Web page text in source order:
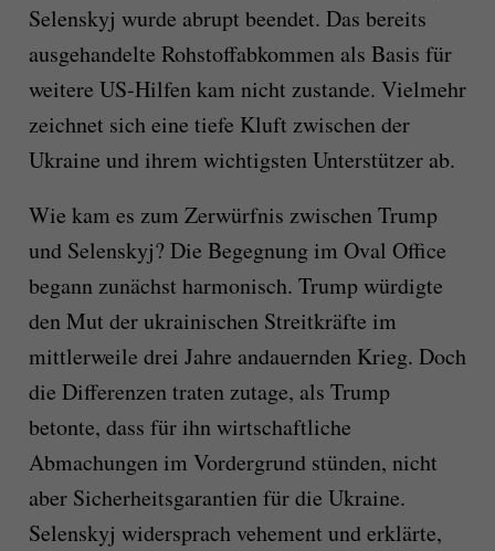
Selenskyj wurde abrupt beendet. Das bereits
ausgehandelte Rohstoffabkommen als Basis für
weitere US-Hilfen kam nicht zustande. Vielmehr
zeichnet sich eine tiefe Kluft zwischen der
Ukraine und ihrem wichtigsten Unterstützer ab.
Wie kam es zum Zerwürfnis zwischen Trump
und Selenskyj? Die Begegnung im Oval Office
begann zunächst harmonisch. Trump würdigte
den Mut der ukrainischen Streitkräfte im
mittlerweile drei Jahre andauernden Krieg. Doch
die Differenzen traten zutage, als Trump
betonte, dass für ihn wirtschaftliche
Abmachungen im Vordergrund stünden, nicht
aber Sicherheitsgarantien für die Ukraine.
Selenskyj widersprach vehement und erklärte,